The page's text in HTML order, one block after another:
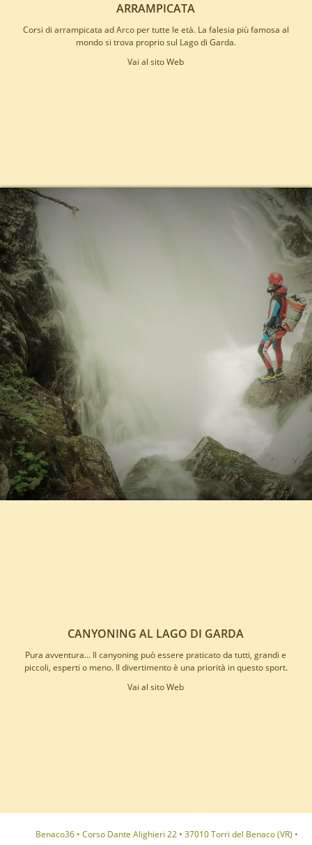
ARRAMPICATA
Corsi di arrampicata ad Arco per tutte le età. La falesia più famosa al
mondo si trova proprio sul Lago di Garda.
Vai al sito Web
CANYONING AL LAGO DI GARDA
Pura avventura… Il canyoning può essere praticato da tutti, grandi e
piccoli, esperti o meno. Il divertimento è una priorità in questo sport.
Vai al sito Web
Benaco36 • Corso Dante Alighieri 22 • 37010 Torri del Benaco (VR) •